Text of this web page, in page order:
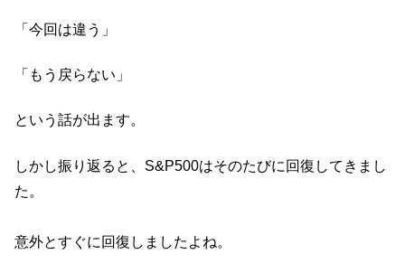
「今回は違う」
「もう戻らない」
という話が出ます。
しかし振り返ると、S&P500はそのたびに回復してきまし
た。
意外とすぐに回復しましたよね。